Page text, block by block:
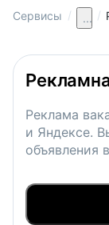
Сервисы / ... /
Реклама
и Яндексе.
объявления